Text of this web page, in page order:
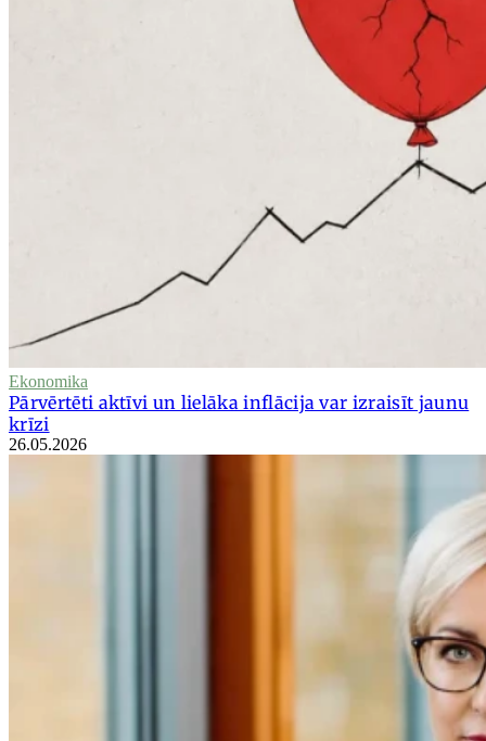
Ekonomika
Pārvērtēti aktīvi un lielāka inflācija var izraisīt jaunu
krīzi
26.05.2026